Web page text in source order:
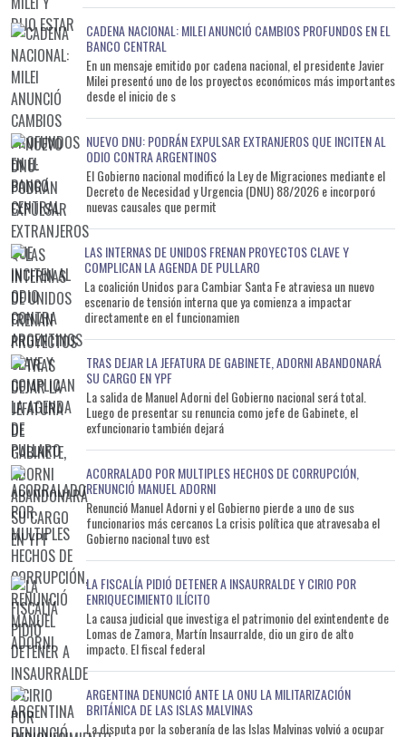
CADENA NACIONAL: MILEI ANUNCIÓ CAMBIOS PROFUNDOS EN EL
BANCO CENTRAL
En un mensaje emitido por cadena nacional, el presidente Javier
Milei presentó uno de los proyectos económicos más importantes
desde el inicio de s
NUEVO DNU: PODRÁN EXPULSAR EXTRANJEROS QUE INCITEN AL
ODIO CONTRA ARGENTINOS
El Gobierno nacional modificó la Ley de Migraciones mediante el
Decreto de Necesidad y Urgencia (DNU) 88/2026 e incorporó
nuevas causales que permit
LAS INTERNAS DE UNIDOS FRENAN PROYECTOS CLAVE Y
COMPLICAN LA AGENDA DE PULLARO
La coalición Unidos para Cambiar Santa Fe atraviesa un nuevo
escenario de tensión interna que ya comienza a impactar
directamente en el funcionamien
TRAS DEJAR LA JEFATURA DE GABINETE, ADORNI ABANDONARÁ
SU CARGO EN YPF
La salida de Manuel Adorni del Gobierno nacional será total.
Luego de presentar su renuncia como jefe de Gabinete, el
exfuncionario también dejará
ACORRALADO POR MULTIPLES HECHOS DE CORRUPCIÓN,
RENUNCIÓ MANUEL ADORNI
Renunció Manuel Adorni y el Gobierno pierde a uno de sus
funcionarios más cercanos La crisis política que atravesaba el
Gobierno nacional tuvo est
LA FISCALÍA PIDIÓ DETENER A INSAURRALDE Y CIRIO POR
ENRIQUECIMIENTO ILÍCITO
La causa judicial que investiga el patrimonio del exintendente de
Lomas de Zamora, Martín Insaurralde, dio un giro de alto
impacto. El fiscal federal
ARGENTINA DENUNCIÓ ANTE LA ONU LA MILITARIZACIÓN
BRITÁNICA DE LAS ISLAS MALVINAS
La disputa por la soberanía de las Islas Malvinas volvió a ocupar